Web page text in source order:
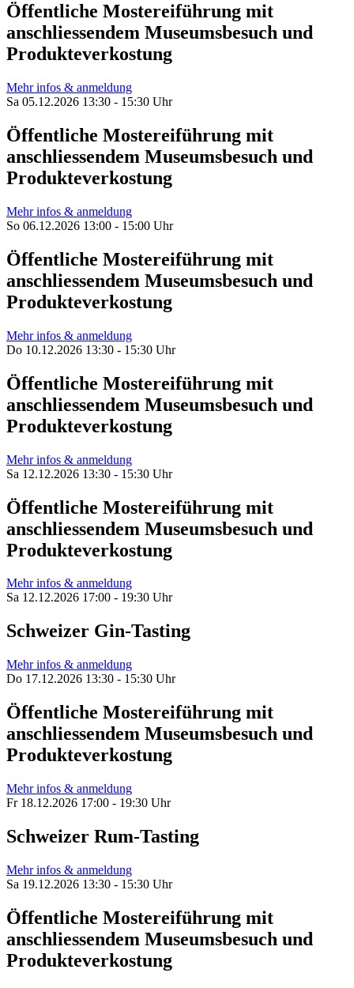
Öffentliche Mostereiführung mit
anschliessendem Museumsbesuch und
Produkteverkostung
Mehr infos & anmeldung
Sa 05.12.2026 13:30 - 15:30 Uhr
Öffentliche Mostereiführung mit
anschliessendem Museumsbesuch und
Produkteverkostung
Mehr infos & anmeldung
So 06.12.2026 13:00 - 15:00 Uhr
Öffentliche Mostereiführung mit
anschliessendem Museumsbesuch und
Produkteverkostung
Mehr infos & anmeldung
Do 10.12.2026 13:30 - 15:30 Uhr
Öffentliche Mostereiführung mit
anschliessendem Museumsbesuch und
Produkteverkostung
Mehr infos & anmeldung
Sa 12.12.2026 13:30 - 15:30 Uhr
Öffentliche Mostereiführung mit
anschliessendem Museumsbesuch und
Produkteverkostung
Mehr infos & anmeldung
Sa 12.12.2026 17:00 - 19:30 Uhr
Schweizer Gin-Tasting
Mehr infos & anmeldung
Do 17.12.2026 13:30 - 15:30 Uhr
Öffentliche Mostereiführung mit
anschliessendem Museumsbesuch und
Produkteverkostung
Mehr infos & anmeldung
Fr 18.12.2026 17:00 - 19:30 Uhr
Schweizer Rum-Tasting
Mehr infos & anmeldung
Sa 19.12.2026 13:30 - 15:30 Uhr
Öffentliche Mostereiführung mit
anschliessendem Museumsbesuch und
Produkteverkostung